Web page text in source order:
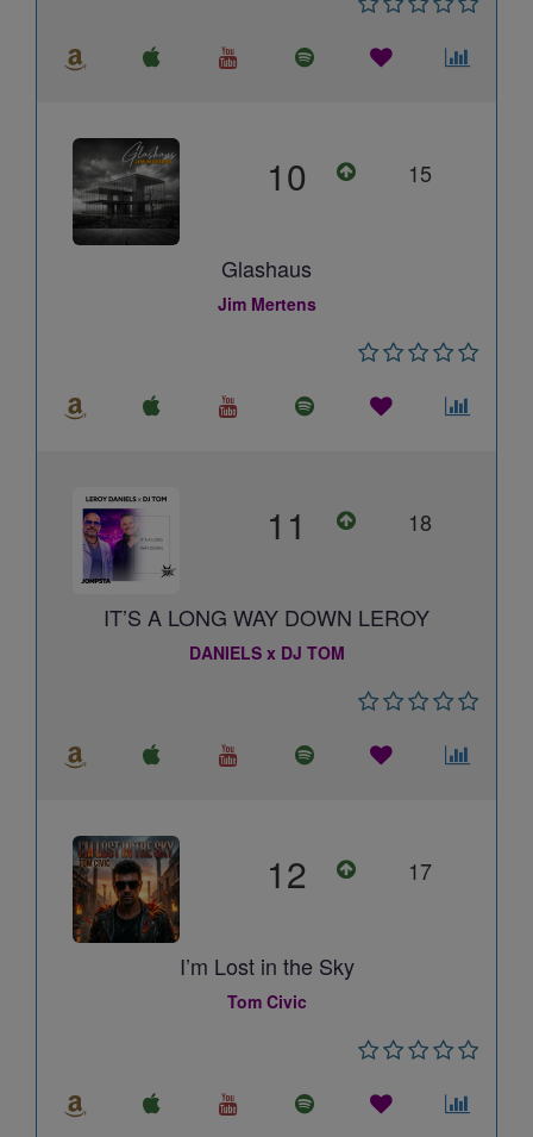
10 15
Glashaus
Jim Mertens
11 18
IT’S A LONG WAY DOWN LEROY
DANIELS x DJ TOM
12 17
I’m Lost in the Sky
Tom Civic